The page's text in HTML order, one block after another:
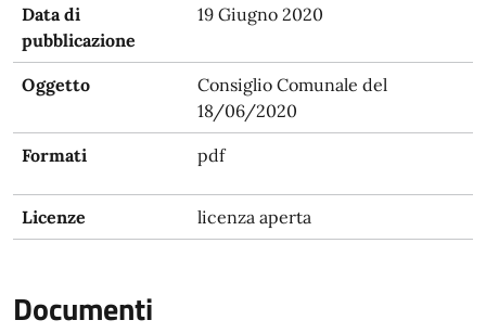
Data di
pubblicazione
19 Giugno 2020
Oggetto
Consiglio Comunale del
18/06/2020
Formati pdf
Licenze licenza aperta
Documenti